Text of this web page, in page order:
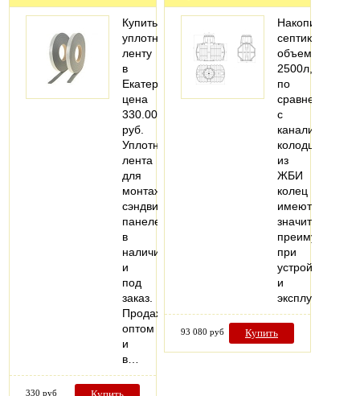
Купить
уплотнительную
ленту
в
Екатеринбурге,
цена
330.00
руб.
Уплотнительная
лента
для
монтажа
сэндвич-
панелей
в
наличии
и
под
заказ.
Продажа
оптом
и
в…
330 руб
Накопительный
септик
объемом
2500л,
по
сравнению
с
колодцами
из
ЖБИ
колец
имеют
значительное
преимущество
при
устройстве
и
эксплуатации…
93 080 руб Купить